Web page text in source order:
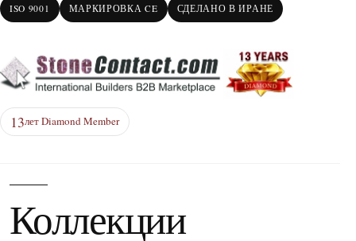
ISO 9001 МАРКИРОВКА CE СДЕЛАНО В ИРАНЕ
13лет Diamond Member
Коллекции